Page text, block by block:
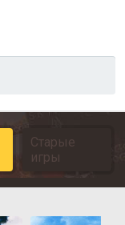
Старые
игры